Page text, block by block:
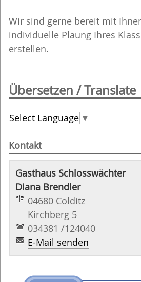
Wir sind gerne bereit mit
individuelle Plaung Ihres
erstellen.
Übersetzen / Translate
Select Language ▼
Kontakt
Gasthaus Schlosswächter
Diana Brendler
04680 Colditz
Kirchberg 5
034381 /124040
E-Mail senden